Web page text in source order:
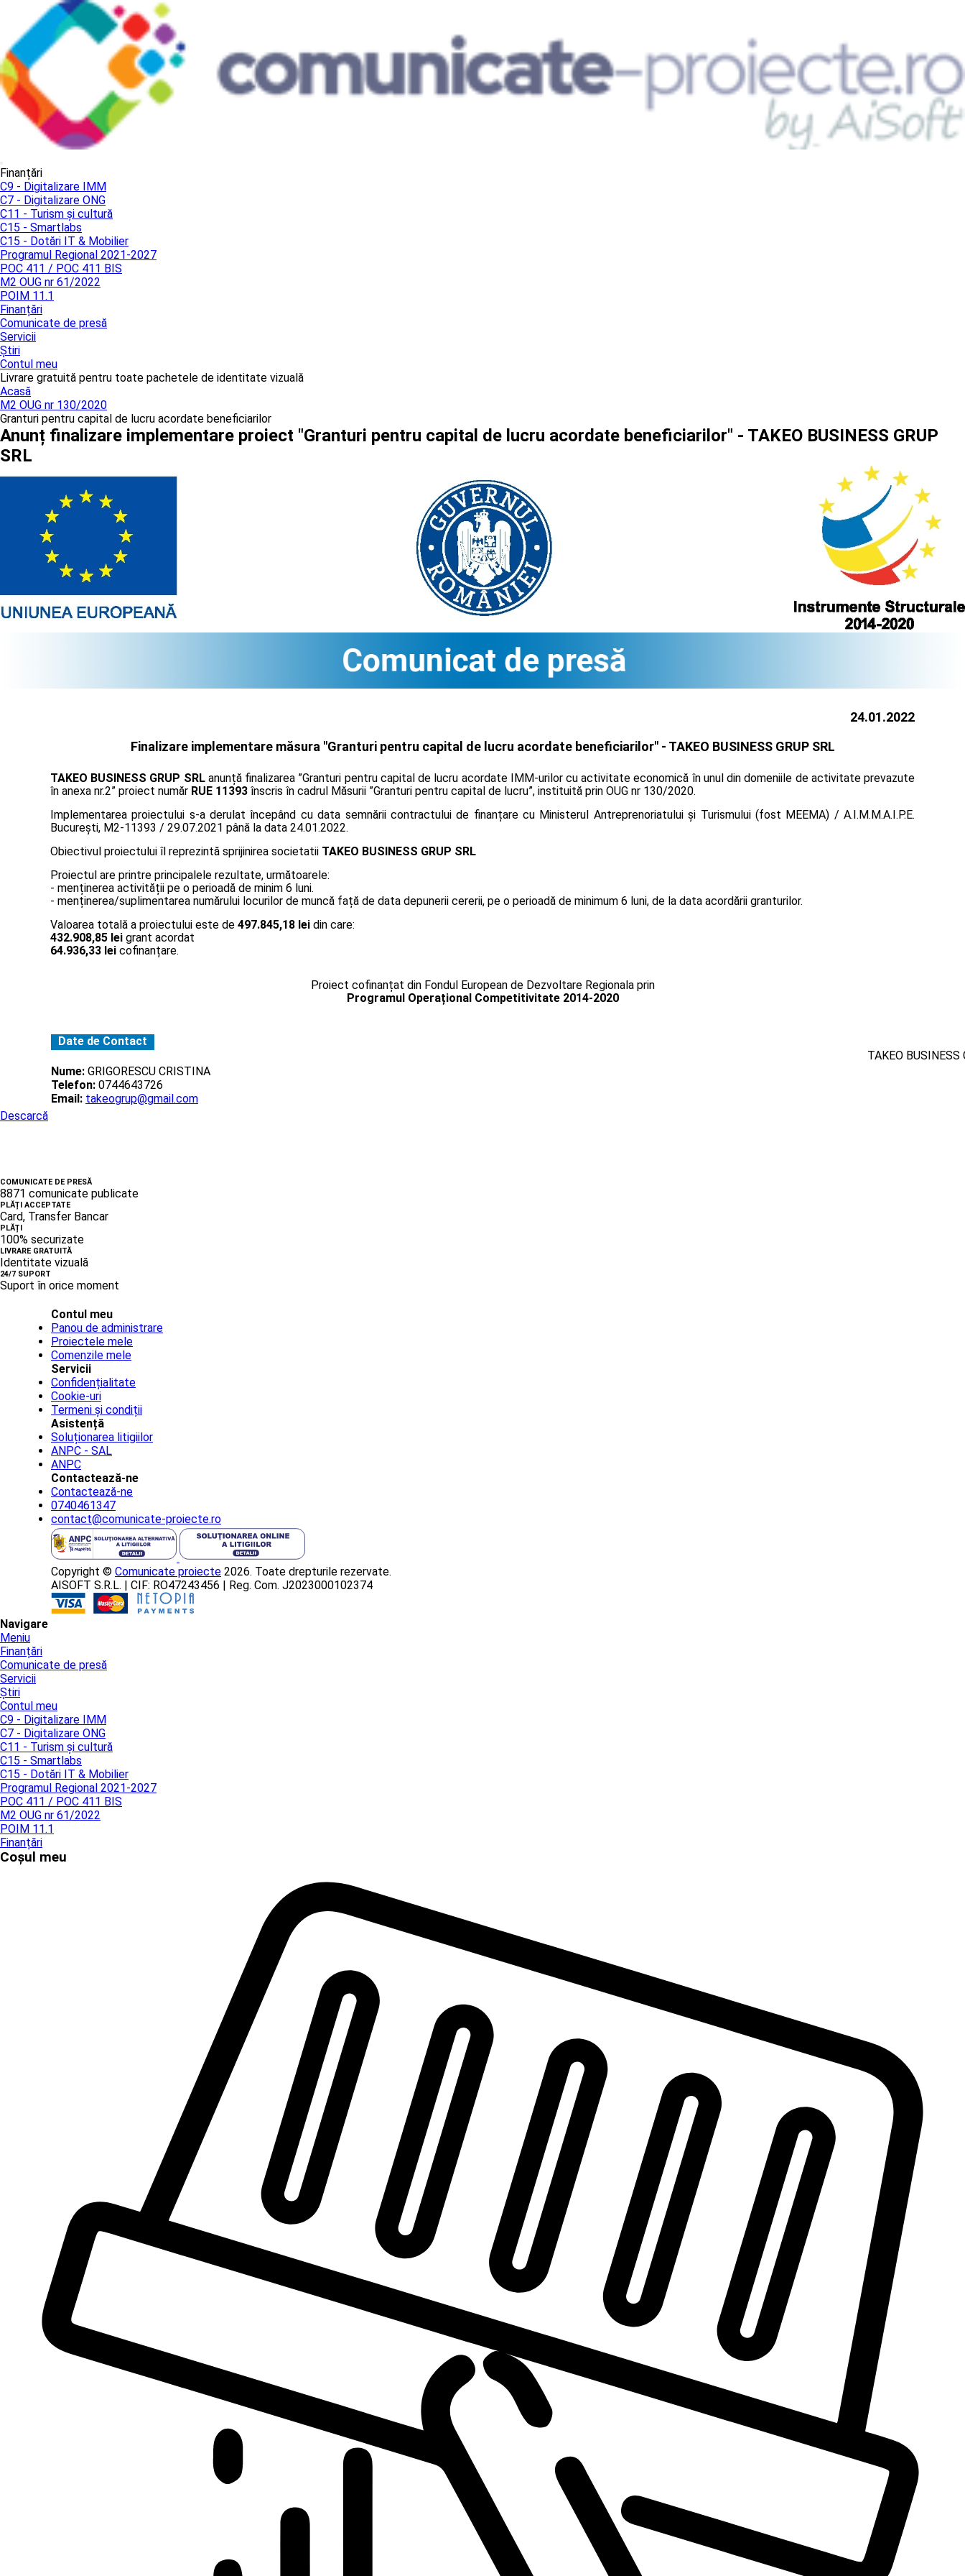
Finanțări
C9 - Digitalizare IMM
C7 - Digitalizare ONG
C11 - Turism și cultură
C15 - Smartlabs
C15 - Dotări IT & Mobilier
Programul Regional 2021-2027
POC 411 / POC 411 BIS
M2 OUG nr 61/2022
POIM 11.1
Finanțări
Comunicate de presă
Servicii
Știri
Contul meu
Livrare gratuită pentru toate pachetele de identitate vizuală
Acasă
M2 OUG nr 130/2020
Granturi pentru capital de lucru acordate beneficiarilor
Anunț finalizare implementare proiect "Granturi pentru capital de lucru acordate beneficiarilor" - TAKEO BUSINESS GRUP
SRL
24.01.2022
Finalizare implementare măsura "Granturi pentru capital de lucru acordate beneficiarilor" - TAKEO BUSINESS GRUP SRL
TAKEO BUSINESS GRUP SRLanunță finalizarea ”Granturi pentru capital de lucru acordate IMM-urilor cu activitate economică în unul din domeniile de activitate prevazute
în anexa nr.2” proiect număr RUE 11393 înscris în cadrul Măsurii ”Granturi pentru capital de lucru”, instituită prin OUG nr 130/2020.
Implementarea proiectului s-a derulat începând cu data semnării contractului de finanțare cu Ministerul Antreprenoriatului și Turismului (fost MEEMA) / A.I.M.M.A.I.P.E.
București, M2-11393 / 29.07.2021 până la data 24.01.2022.
Obiectivul proiectului îl reprezintă sprijinirea societatii TAKEO BUSINESS GRUP SRL
Proiectul are printre principalele rezultate, următoarele:
- menținerea activității pe o perioadă de minim 6 luni.
- menținerea/suplimentarea numărului locurilor de muncă față de data depunerii cererii, pe o perioadă de minimum 6 luni, de la data acordării granturilor.
Valoarea totală a proiectului este de 497.845,18 lei din care:
432.908,85 lei grant acordat
64.936,33 lei cofinanțare.
Proiect cofinanțat din Fondul European de Dezvoltare Regionala prin
Programul Operațional Competitivitate 2014-2020
Date de Contact
Nume: GRIGORESCU CRISTINA
Telefon: 0744643726
Email: takeogrup@gmail.com
TAKEO BUSINESS
Descarcă
COMUNICATE DE PRESĂ
8871 comunicate publicate
PLĂȚI ACCEPTATE
Card, Transfer Bancar
PLĂȚI
100% securizate
LIVRARE GRATUITĂ
Identitate vizuală
24/7 SUPORT
Suport în orice moment
Contul meu
Panou de administrare
Proiectele mele
Comenzile mele
Servicii
Confidențialitate
Cookie-uri
Termeni și condiții
Asistență
Soluționarea litigiilor
ANPC - SAL
ANPC
Contactează-ne
Contactează-ne
0740461347
contact@comunicate-proiecte.ro
Copyright © Comunicate proiecte 2026. Toate drepturile rezervate.
AISOFT S.R.L. | CIF: RO47243456 | Reg. Com. J2023000102374
Navigare
Meniu
Finanțări
Comunicate de presă
Servicii
Știri
Contul meu
C9 - Digitalizare IMM
C7 - Digitalizare ONG
C11 - Turism și cultură
C15 - Smartlabs
C15 - Dotări IT & Mobilier
Programul Regional 2021-2027
POC 411 / POC 411 BIS
M2 OUG nr 61/2022
POIM 11.1
Finanțări
Coșul meu